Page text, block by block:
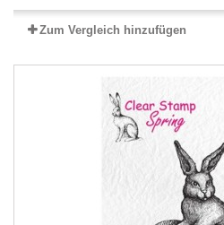
Zum Vergleich hinzufügen